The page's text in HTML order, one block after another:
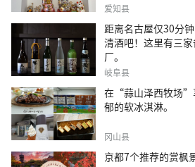
爱知县
距离名古屋仅30分
清酒吧！这里有三
厂。
岐阜县
在“蒜山泽西牧场”
郁的软冰淇淋。
冈山县
京都7个推荐的赏枫